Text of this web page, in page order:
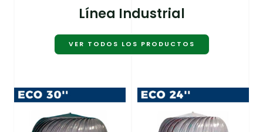
Línea Industrial
VER TODOS LOS PRODUCTOS